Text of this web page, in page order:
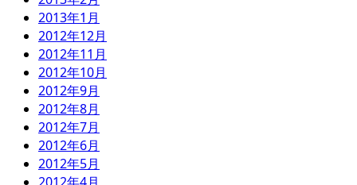
2013年1月
2012年12月
2012年11月
2012年10月
2012年9月
2012年8月
2012年7月
2012年6月
2012年5月